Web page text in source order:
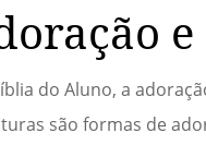
do Aluno, a
são formas de